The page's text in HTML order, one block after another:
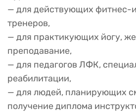
— для действующих фитнес-
тренеров,
— для практикующих йогу,
преподавание,
— для педагогов ЛФК,
реабилитации,
— для людей, планирующих
получение диплома